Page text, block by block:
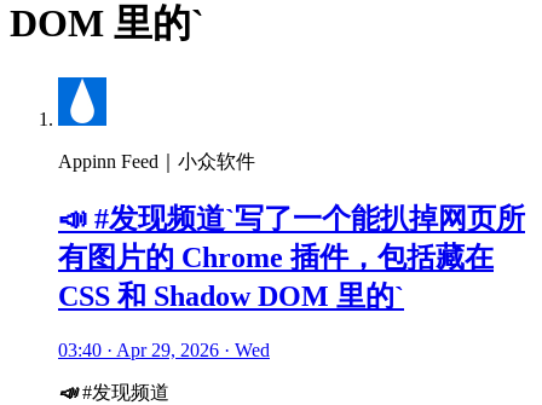
DOM 里的`
Appinn Feed｜小众软件
📣 #发现频道`写了一个能扒掉网页所
有图片的 Chrome 插件，包括藏在
CSS 和 Shadow DOM 里的`
03:40 · Apr 29, 2026 · Wed
📣#发现频道